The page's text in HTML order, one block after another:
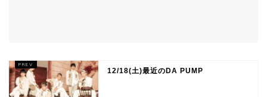
12/18(土)最近のDA PUMP